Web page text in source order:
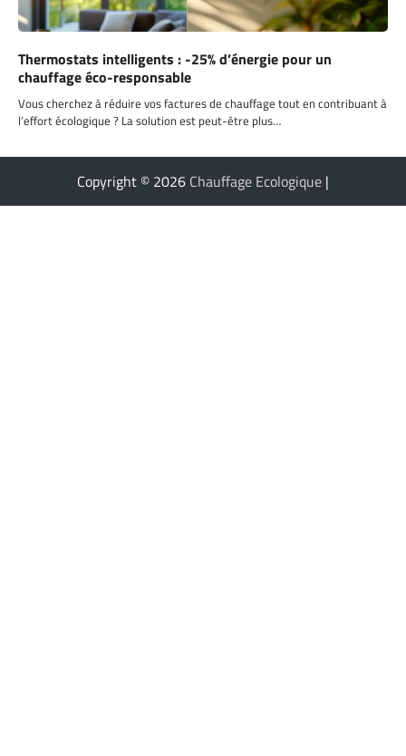
Thermostats intelligents : -25% d’énergie pour un
chauffage éco-responsable
Vous cherchez à réduire vos factures de chauffage tout en contribuant à
l’effort écologique ? La solution est peut-être plus…
Copyright © 2026 Chauffage Ecologique |